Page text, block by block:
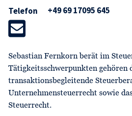
Telefon +49 69 17095 645
Sebastian Fernkorn berät im
Tätigkeitsschwerpunkten gehören
transaktionsbegleitende
Unternehmensteuerrecht sowie
Steuerrecht.